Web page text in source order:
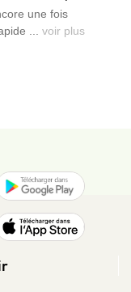
une fois
... voir plus